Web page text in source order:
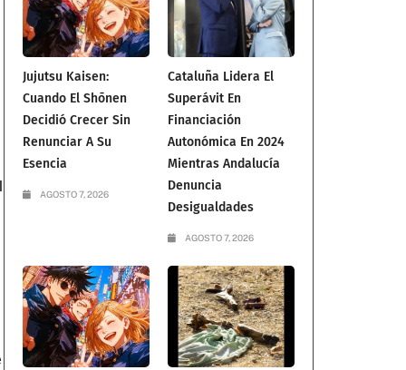
Jujutsu Kaisen:
Cuando El Shōnen
Decidió Crecer Sin
Renunciar A Su
Esencia
AGOSTO 7, 2026
Cataluña Lidera El
Superávit En
Financiación
Autonómica En 2024
Mientras Andalucía
Denuncia
Desigualdades
AGOSTO 7, 2026